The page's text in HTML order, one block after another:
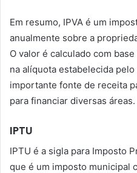
Em resumo, IPVA é um
anualmente sobre a
O valor é calculado com
na alíquota estabelecida pelo
importante fonte de receita
para financiar diversas áreas.
IPTU
IPTU é a sigla para Imposto
que é um imposto municipal